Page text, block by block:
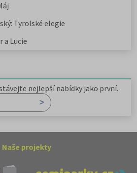
Tyrolské elegie
a Lucie
nejlepší nabídky jako první.
Naše projekty